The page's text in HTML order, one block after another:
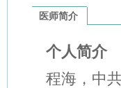
医师简介
个人简介
程海，中